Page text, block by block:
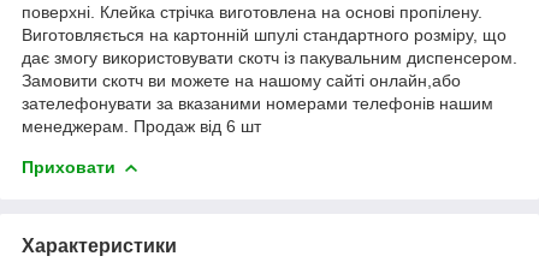
поверхні. Клейка стрічка виготовлена на основі пропілену.
Виготовляється на картонній шпулі стандартного розміру, що
дає змогу використовувати скотч із пакувальним диспенсером.
Замовити скотч ви можете на нашому сайті онлайн,або
зателефонувати за вказаними номерами телефонів нашим
менеджерам. Продаж від 6 шт
Приховати
Характеристики